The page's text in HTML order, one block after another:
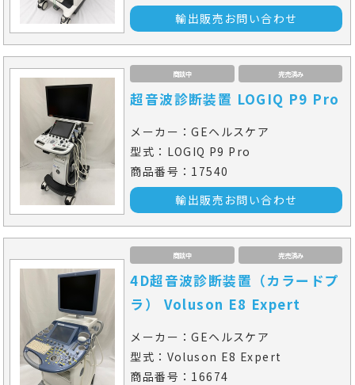
輸出販売お問い合わせ
商談中 完売済み
超音波診断装置 LOGIQ P9 Pro
メーカー：GEヘルスケア
型式：LOGIQ P9 Pro
商品番号：17540
輸出販売お問い合わせ
商談中 完売済み
4D超音波診断装置（カラードプ
ラ） Voluson E8 Expert
メーカー：GEヘルスケア
型式：Voluson E8 Expert
商品番号：16674